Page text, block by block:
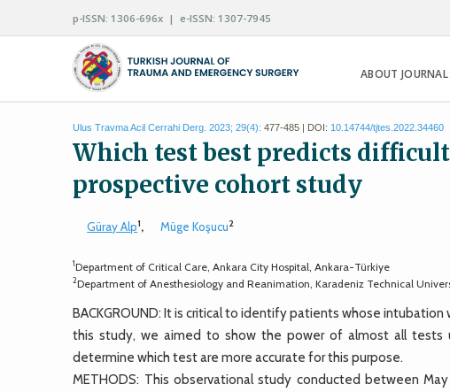
p-ISSN: 1306-696x | e-ISSN: 1307-7945
ABOUT JOURNAL
Ulus Travma Acil Cerrahi Derg. 2023; 29(4): 477-485 | DOI: 10.14744/tjtes.2022.34460
Which test best predicts
prospective cohort study
Güray Alp1, Müge Koşucu2
1Department of Critical Care, Ankara City Hospital, Ankara-Türkiye
2Department of Anesthesiology and Reanimation, Karadeniz Technical
BACKGROUND: It is critical to identify patients whose
this study, we aimed to show the power of almost all tests
determine which test are more accurate for this purpose.
METHODS: This observational study conducted between